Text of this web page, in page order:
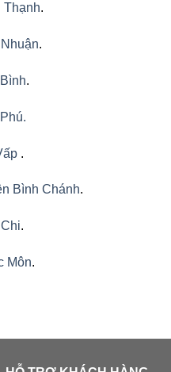
Thạnh.
.
.
.
.
Bình Chánh.
.
Môn.